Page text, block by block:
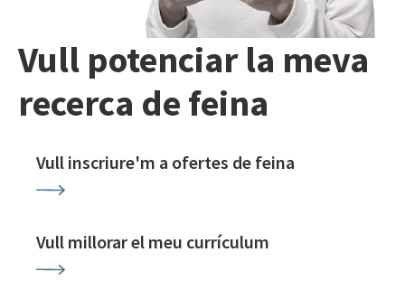
Vull potenciar la meva
recerca de feina
Vull inscriure'm a ofertes de feina
Vull millorar el meu currículum